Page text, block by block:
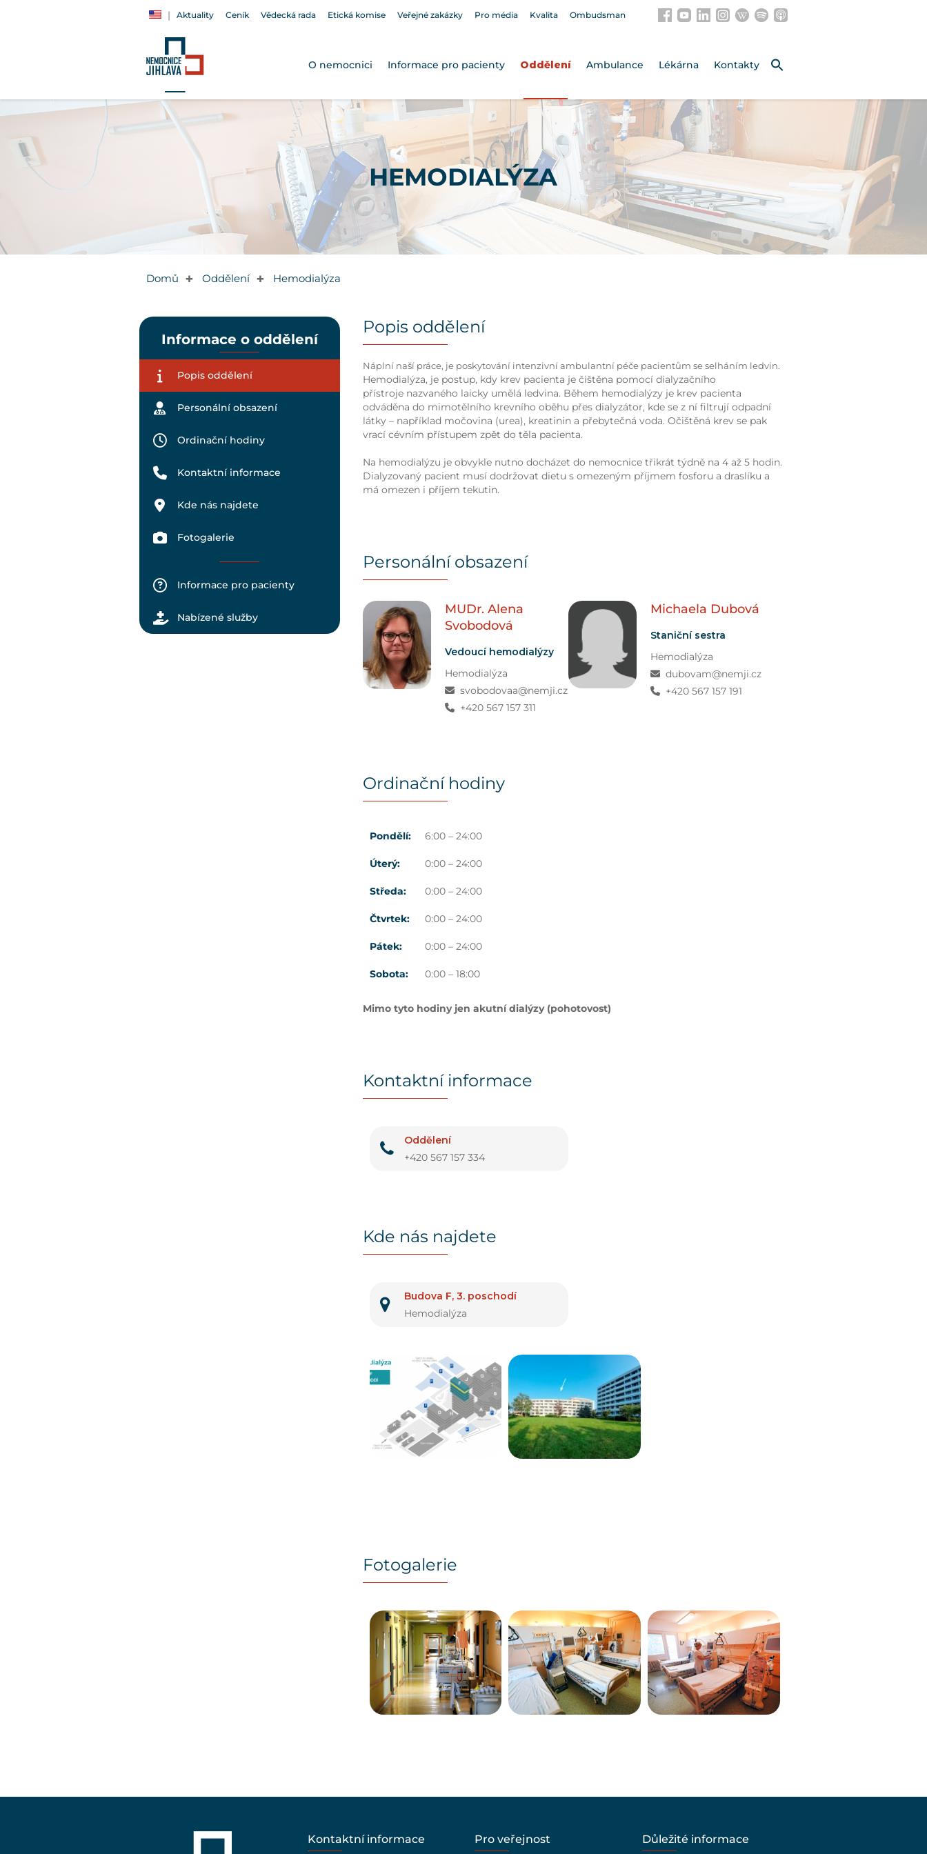
Aktuality Ceník Vědecká rada Etická komise Veřejné zakázky Pro média Kvalita Ombudsman
O nemocnici Informace pro pacienty Oddělení Ambulance Lékárna Kontakty
HEMODIALÝZA
Domů ✚ Oddělení ✚ Hemodialýza
Informace o oddělení
Popis oddělení
Personální obsazení
Ordinační hodiny
Kontaktní informace
Kde nás najdete
Fotogalerie
Informace pro pacienty
Nabízené služby
Popis oddělení
Náplní naší práce, je poskytování intenzivní ambulantní péče pacientům se selháním ledvin.
Hemodialýza, je postup, kdy krev pacienta je čištěna pomocí dialyzačního
přístroje nazvaného laicky umělá ledvina. Během hemodialýzy je krev pacienta
odváděna do mimotělního krevního oběhu přes dialyzátor, kde se z ní filtrují odpadní
látky – například močovina (urea), kreatinin a přebytečná voda. Očištěná krev se pak
vrací cévním přístupem zpět do těla pacienta.
Na hemodialýzu je obvykle nutno docházet do nemocnice třikrát týdně na 4 až 5 hodin.
Dialyzovaný pacient musí dodržovat dietu s omezeným příjmem fosforu a draslíku a
má omezen i příjem tekutin.
Personální obsazení
MUDr. Alena
Svobodová
Vedoucí hemodialýzy
Hemodialýza
svobodovaa@nemji.cz
+420 567 157 311
Michaela Dubová
Staniční sestra
Hemodialýza
dubovam@nemji.cz
+420 567 157 191
Ordinační hodiny
Pondělí: 6:00 – 24:00
Úterý: 0:00 – 24:00
Středa: 0:00 – 24:00
Čtvrtek: 0:00 – 24:00
Pátek: 0:00 – 24:00
Sobota: 0:00 – 18:00
Mimo tyto hodiny jen akutní dialýzy (pohotovost)
Kontaktní informace
Oddělení
+420 567 157 334
Kde nás najdete
Budova F, 3. poschodí
Hemodialýza
Fotogalerie
Kontaktní informace Pro veřejnost Důležité informace